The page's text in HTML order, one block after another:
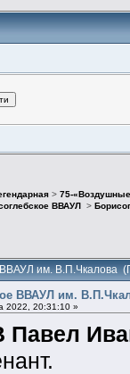
> 75-
ВВАУЛ >
ВВАУЛ им. В.П.Чкалова
ВВАУЛ им.
2022, 20:31:10 »